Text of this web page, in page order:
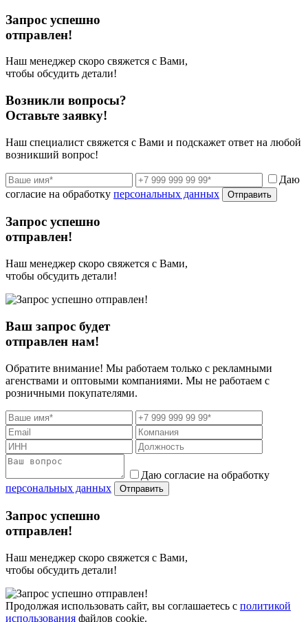
Запрос успешно
отправлен!
Наш менеджер скоро свяжется с Вами,
чтобы обсудить детали!
Возникли вопросы?
Оставьте заявку!
Наш специалист свяжется с Вами и подскажет ответ на любой
возникший вопрос!
Даю
согласие на обработку персональных данных Отправить
Запрос успешно
отправлен!
Наш менеджер скоро свяжется с Вами,
чтобы обсудить детали!
Ваш запрос будет
отправлен нам!
Обратите внимание! Мы работаем только с рекламными
агенствами и оптовыми компаниями. Мы не работаем с
розничными покупателями.
Даю согласие на обработку
персональных данных
Отправить
Запрос успешно
отправлен!
Наш менеджер скоро свяжется с Вами,
чтобы обсудить детали!
Продолжая использовать сайт, вы соглашаетесь с политикой
использования файлов cookie.